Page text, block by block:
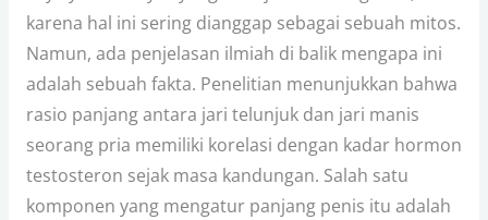
karena hal ini sering dianggap sebagai sebuah mitos.
Namun, ada penjelasan ilmiah di balik mengapa ini
adalah sebuah fakta. Penelitian menunjukkan bahwa
rasio panjang antara jari telunjuk dan jari manis
seorang pria memiliki korelasi dengan kadar hormon
testosteron sejak masa kandungan. Salah satu
komponen yang mengatur panjang penis itu adalah